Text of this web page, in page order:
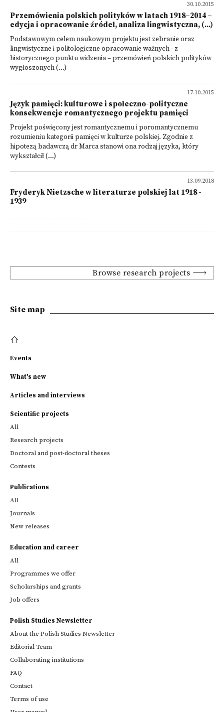
30.10.2015
Przemówienia polskich polityków w latach 1918–2014 –
edycja i opracowanie źródeł, analiza lingwistyczna, (...)
Podstawowym celem naukowym projektu jest zebranie oraz
lingwistyczne i politologiczne opracowanie ważnych - z
historycznego punktu widzenia – przemówień polskich polityków
wygłoszonych (...)
17.10.2015
Język pamięci: kulturowe i społeczno-polityczne
konsekwencje romantycznego projektu pamięci
Projekt poświęcony jest romantycznemu i poromantycznemu
rozumieniu kategorii pamięci w kulturze polskiej. Zgodnie z
hipotezą badawczą dr Marca stanowi ona rodzaj języka, który
wykształcił (...)
13.09.2018
Fryderyk Nietzsche w literaturze polskiej lat 1918 -
1939
______________________
Browse research projects
Site map
Events
What's new
Articles and interviews
Scientific projects
All
Research projects
Doctoral and post-doctoral theses
Contests
Publications
All
Journals
New releases
Education and career
All
Programmes we offer
Scholarships and grants
Job offers
Polish Studies Newsletter
About the Polish Studies Newsletter
Editorial Team
Collaborating institutions
FAQ
Contact
Terms of use